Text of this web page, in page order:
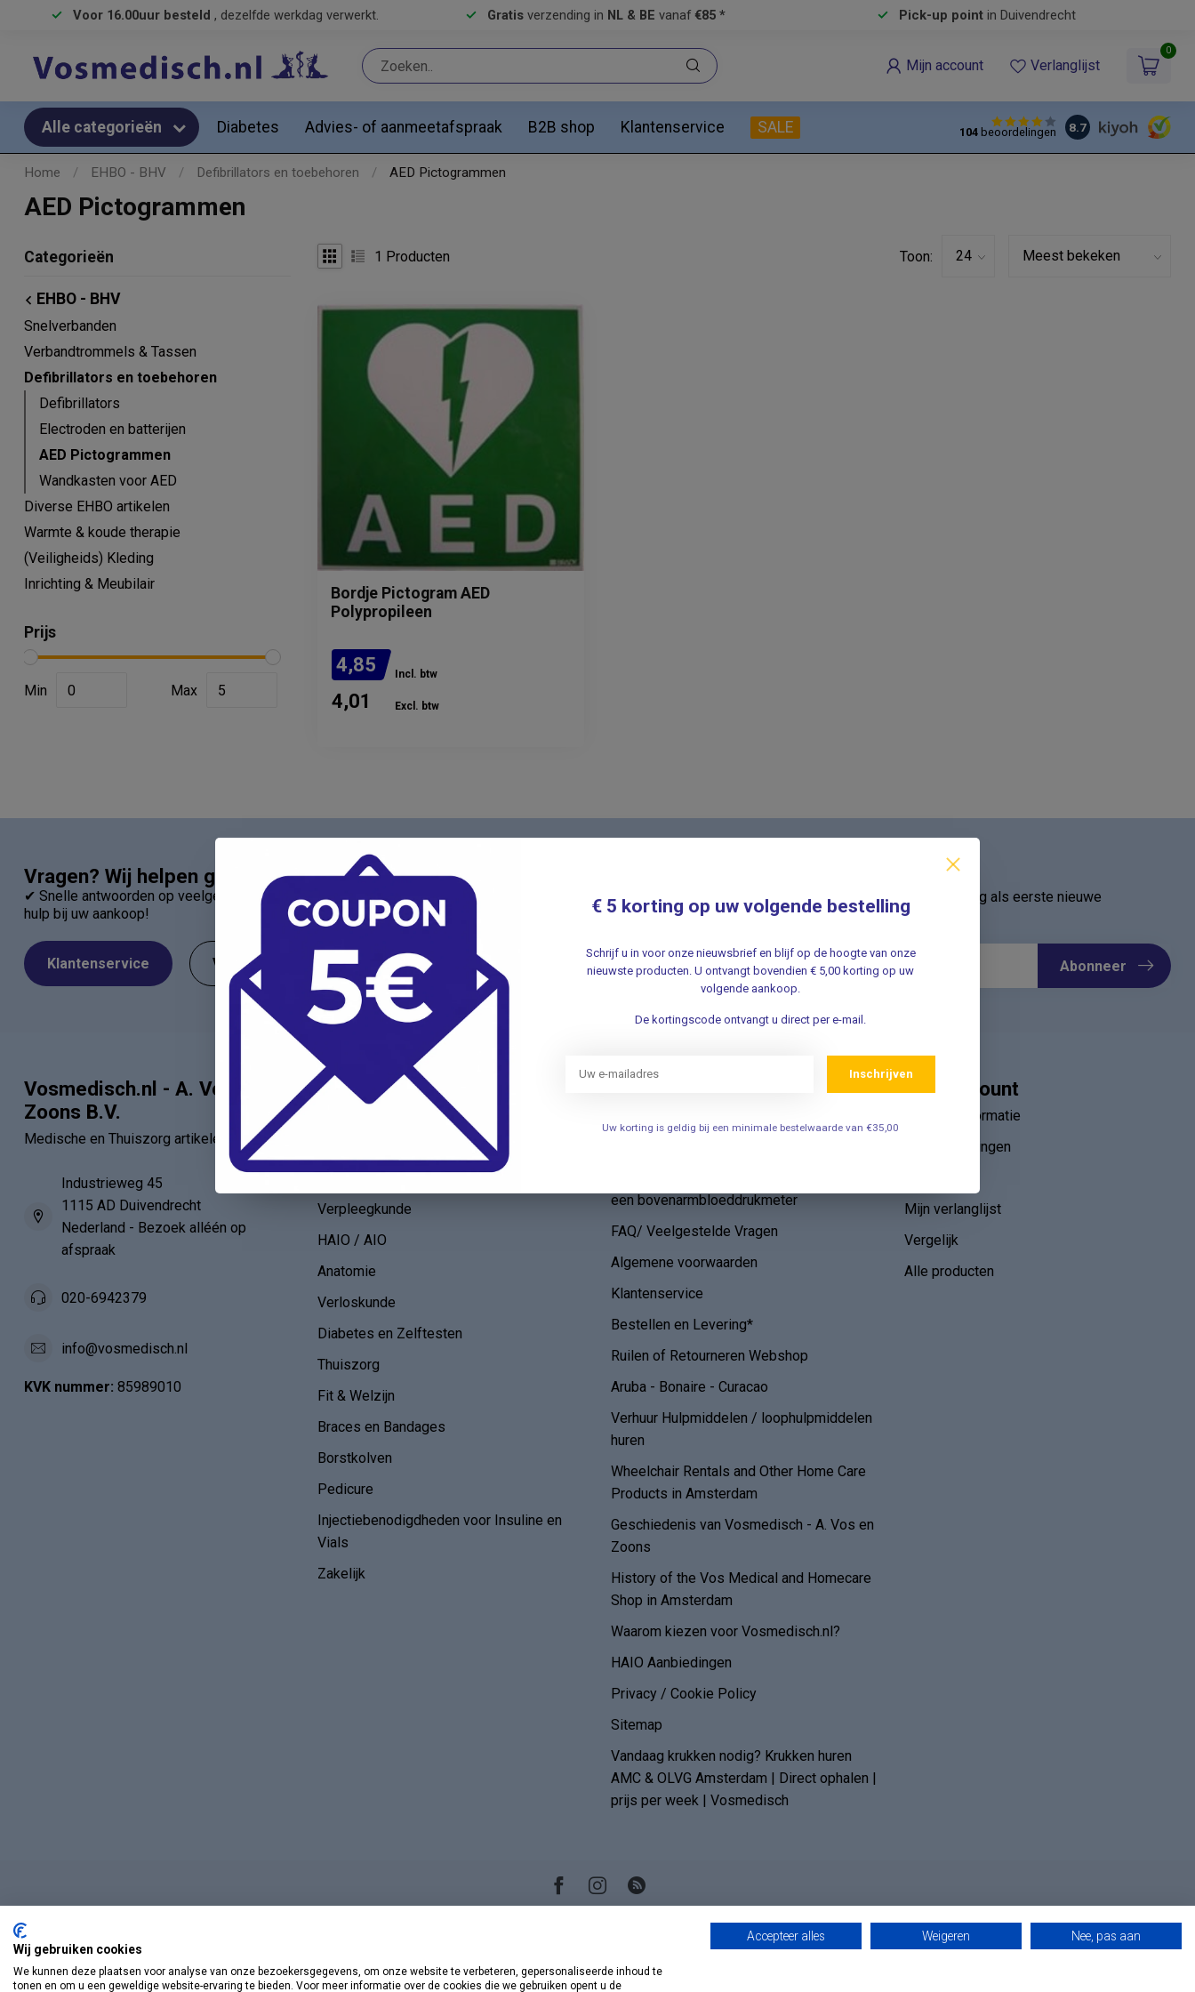
Voor 16.00uur besteld , dezelfde werkdag verwerkt. Gratis verzending in NL & BE vanaf €85 * Pick-up pointin Duivendrecht
Mijn account Verlanglijst
0
Alle categorieën Diabetes Advies- of aanmeetafspraak B2B shop Klantenservice SALE 104beoordelingen 8.7
Home / EHBO - BHV / Defibrillators en toebehoren / AED Pictogrammen
AED Pictogrammen
Categorieën
EHBO - BHV
Snelverbanden
Verbandtrommels & Tassen
Defibrillators en toebehoren
Defibrillators
Electroden en batterijen
AED Pictogrammen
Wandkasten voor AED
Diverse EHBO artikelen
Warmte & koude therapie
(Veiligheids) Kleding
Inrichting & Meubilair
Prijs
Min Max
1 Producten Toon:
Bordje Pictogram AED
Polypropileen
4,85 Incl. btw
4,01 Excl. btw
Vragen? Wij helpen graag!
✔ Snelle antwoorden op veelgestelde vragen ✔ Direct contact met onze klantenservice ✔ Altijd
hulp bij uw aankoop!
Klantenservice Veelgestelde Vragen
Schrijf u in voor onze nieuwsbrief en ontvang als eerste nieuwe
aanbiedingen Meld u nu aan ➡️
Abonneer
Vosmedisch.nl - A. Vos en
Zoons B.V.
Medische en Thuiszorg artikelen
Industrieweg 45
1115 AD Duivendrecht
Nederland - Bezoek alléén op
afspraak
020-6942379
info@vosmedisch.nl
KVK nummer: 85989010
Categorieën
EHBO - BHV
Verpleegkunde
HAIO / AIO
Anatomie
Verloskunde
Diabetes en Zelftesten
Thuiszorg
Fit & Welzijn
Braces en Bandages
Borstkolven
Pedicure
Injectiebenodigdheden voor Insuline en
Vials
Zakelijk
een bovenarmbloeddrukmeter
FAQ/ Veelgestelde Vragen
Algemene voorwaarden
Klantenservice
Bestellen en Levering*
Ruilen of Retourneren Webshop
Aruba - Bonaire - Curacao
Verhuur Hulpmiddelen / loophulpmiddelen
huren
Wheelchair Rentals and Other Home Care
Products in Amsterdam
Geschiedenis van Vosmedisch - A. Vos en
Zoons
History of the Vos Medical and Homecare
Shop in Amsterdam
Waarom kiezen voor Vosmedisch.nl?
HAIO Aanbiedingen
Privacy / Cookie Policy
Sitemap
Vandaag krukken nodig? Krukken huren
AMC & OLVG Amsterdam | Direct ophalen |
prijs per week | Vosmedisch
Mijn account
Account informatie
Mijn bestellingen
Mijn verlanglijst
Vergelijk
Alle producten
Wij gebruiken cookies
We kunnen deze plaatsen voor analyse van onze bezoekersgegevens, om onze website te verbeteren, gepersonaliseerde inhoud te
tonen en om u een geweldige website-ervaring te bieden. Voor meer informatie over de cookies die we gebruiken opent u de
Accepteer alles Weigeren Nee, pas aan
€ 5 korting op uw volgende bestelling
Schrijf u in voor onze nieuwsbrief en blijf op de hoogte van onze
nieuwste producten. U ontvangt bovendien € 5,00 korting op uw
volgende aankoop.
De kortingscode ontvangt u direct per e-mail.
Inschrijven
Uw korting is geldig bij een minimale bestelwaarde van €35,00